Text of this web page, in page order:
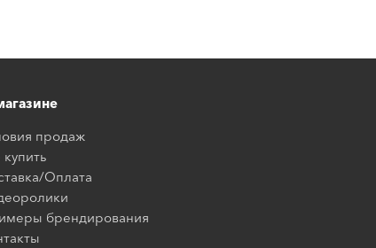
продаж
купить
Оплата
брендирования